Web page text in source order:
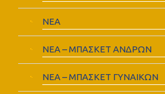
ΝΕΑ
ΝΕΑ – ΜΠΑΣΚΕΤ ΑΝΔΡΩΝ
ΝΕΑ – ΜΠΑΣΚΕΤ ΓΥΝΑΙΚΩΝ